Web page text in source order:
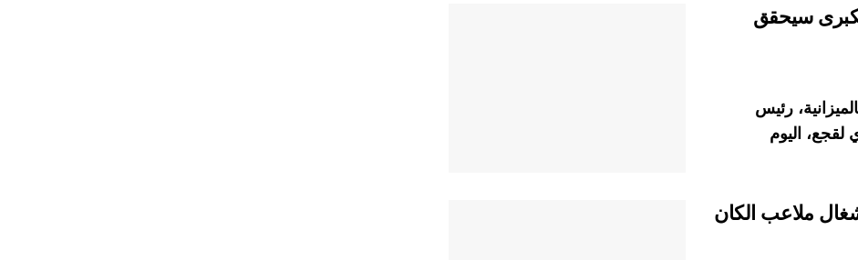
سيحقق
رئيس
لقجع، اليوم
ملاعب الكان